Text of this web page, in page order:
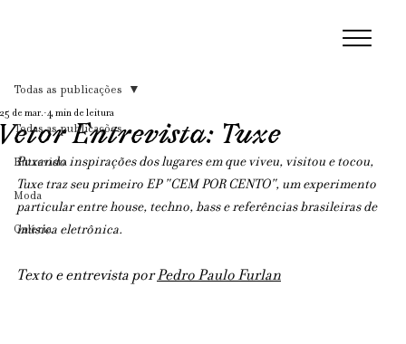
Todas as publicações
Entrevista
Moda
Galeria
Todas as publicações
Vetor Entrevista: Tuxe
25 de mar. 4 min de leitura
Puxando inspirações dos lugares em que viveu, visitou e tocou,
Tuxe traz seu primeiro EP "CEM POR CENTO", um experimento
particular entre house, techno, bass e referências brasileiras de
música eletrônica.
Texto e entrevista por Pedro Paulo Furlan